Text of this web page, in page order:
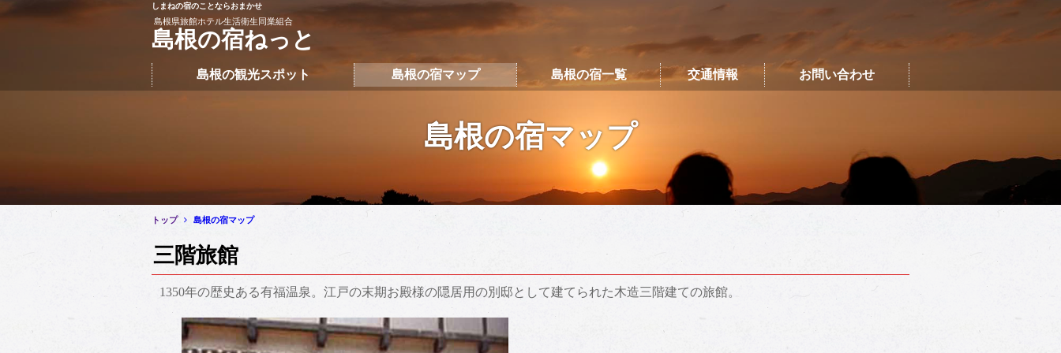
このページの本文へ移動 しまねの宿のことならおまかせ
島根県旅館ホテル生活衛生同業組合
島根の宿ねっと
島根の観光スポット 島根の宿マップ 島根の宿一覧 交通情報 お問い合わせ
島根の宿マップ
トップ 島根の宿マップ
三階旅館
1350年の歴史ある有福温泉。江戸の末期お殿様の隠居用の別邸として建てられた木造三階建ての旅館。